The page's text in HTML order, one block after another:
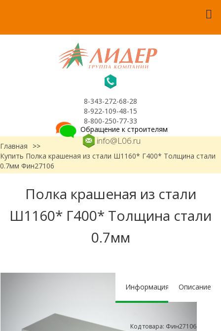
8-343-272-68-28
8-922-109-48-15
8-800-250-77-33
info@L06.ru
Обращение к строителям
Главная
>>
Купить Полка крашеная из стали Ш1160* Г400* Толщина стали
0.7мм Фин27106
Полка крашеная из стали
Ш1160* Г400* Толщина стали
0.7мм
Информация Описание
Код товара: Фин27106